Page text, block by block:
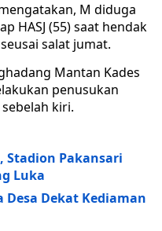
M diduga
HASJ (55) saat hendak
salat jumat.
Mantan Kades
penusukan
kiri.
Stadion Pakansari
Luka
Desa Dekat Kediaman